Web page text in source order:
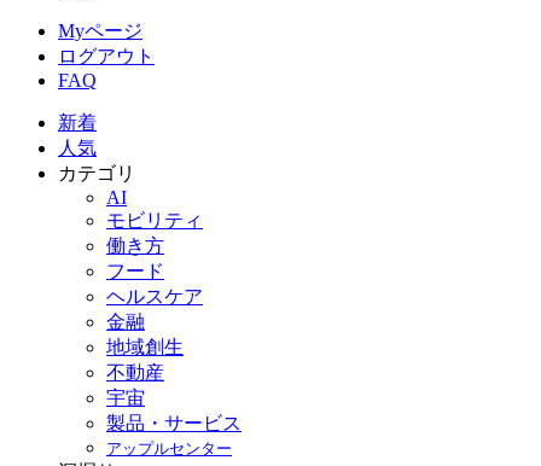
Myページ
ログアウト
FAQ
新着
人気
カテゴリ
AI
モビリティ
働き方
フード
ヘルスケア
金融
地域創生
不動産
宇宙
製品・サービス
アップルセンター